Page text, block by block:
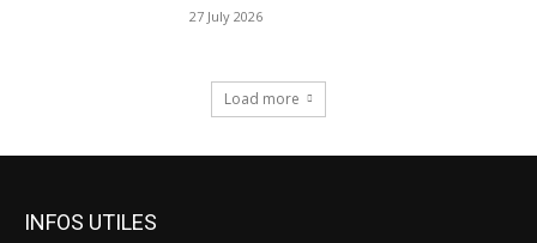
27 July 2026
Load more
INFOS UTILES